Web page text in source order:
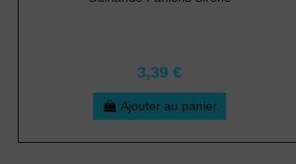
3,39 €
Ajouter au panier